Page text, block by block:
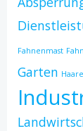
Fahnenmast
Garten